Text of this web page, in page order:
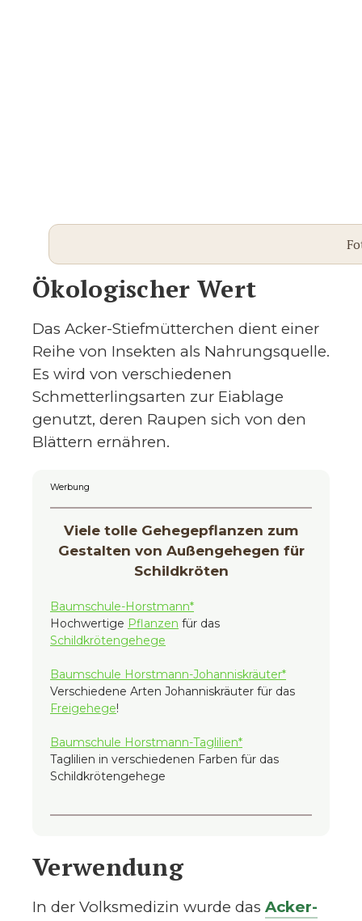
Ökologischer Wert
Das Acker-Stiefmütterchen dient einer
Reihe von Insekten als Nahrungsquelle.
Es wird von verschiedenen
Schmetterlingsarten zur Eiablage
genutzt, deren Raupen sich von den
Blättern ernähren.
Werbung
Viele tolle Gehegepflanzen zum
Gestalten von Außengehegen für
Schildkröten
Baumschule-Horstmann*
Hochwertige Pflanzen für das
Schildkrötengehege
Baumschule Horstmann-Johanniskräuter*
Verschiedene Arten Johanniskräuter für das
Freigehege!
Baumschule Horstmann-Taglilien*
Taglilien in verschiedenen Farben für das
Schildkrötengehege
Verwendung
In der Volksmedizin wurde das Acker-